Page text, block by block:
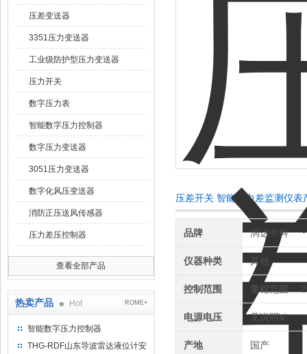
压差变送器
3351压力变送器
工业级防护型压力变送器
压力开关
数字压力表
智能数字压力控制器
数字压力变送器
3051压力变送器
数字化风压变送器
消防正压送风传感器
压力差压控制器
查看全部产品
热卖产品 Hot ROME+
智能数字压力控制器
THG-RDF山东导波雷达液位计安
压差开关 智能压力差监测仪表
品牌 润达中科
仪器种类 其他
控制范围 量程范围：
电源电压 见说明V
产地 国产